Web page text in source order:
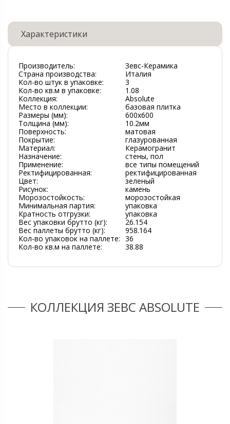
Характеристики
Производитель:
Зевс-Керамика
Страна производства:
Италия
Кол-во штук в упаковке:
3
Кол-во кв.м в упаковке:
1.08
Коллекция:
Absolute
Место в коллекции:
базовая плитка
Размеры (мм):
600х600
Толщина (мм):
10.2мм
Поверхность:
матовая
Покрытие:
глазурованная
Материал:
Керамогранит
Назначение:
стены, пол
Применение:
все типы помещений
Ректифицированная:
ректифицированная
Цвет:
зеленый
Рисунок:
камень
Морозостойкость:
морозостойкая
Минимальная партия:
упаковка
Кратность отгрузки:
упаковка
Вес упаковки брутто (кг):
26.154
Вес паллеты брутто (кг):
958.164
Кол-во упаковок на паллете: 36
Кол-во кв.м на паллете:
38.88
КОЛЛЕКЦИЯ ЗЕВС ABSOLUTE